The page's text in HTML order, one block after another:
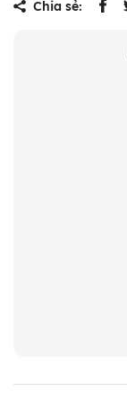
Chia sẻ: